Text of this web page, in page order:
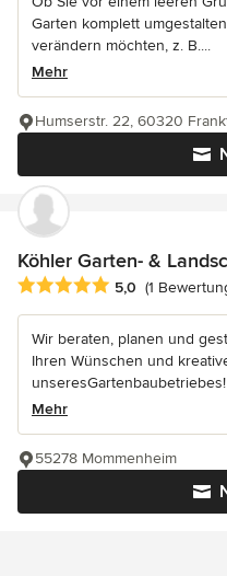
Garten komplett
verändern möchten, z. B....
Mehr
Humserstr. 22, 60320
Köhler Garten- &
Durchschnittliche
5,0 (1
Wir beraten, planen und
Ihren Wünschen und
Mehr
55278 Mommenheim